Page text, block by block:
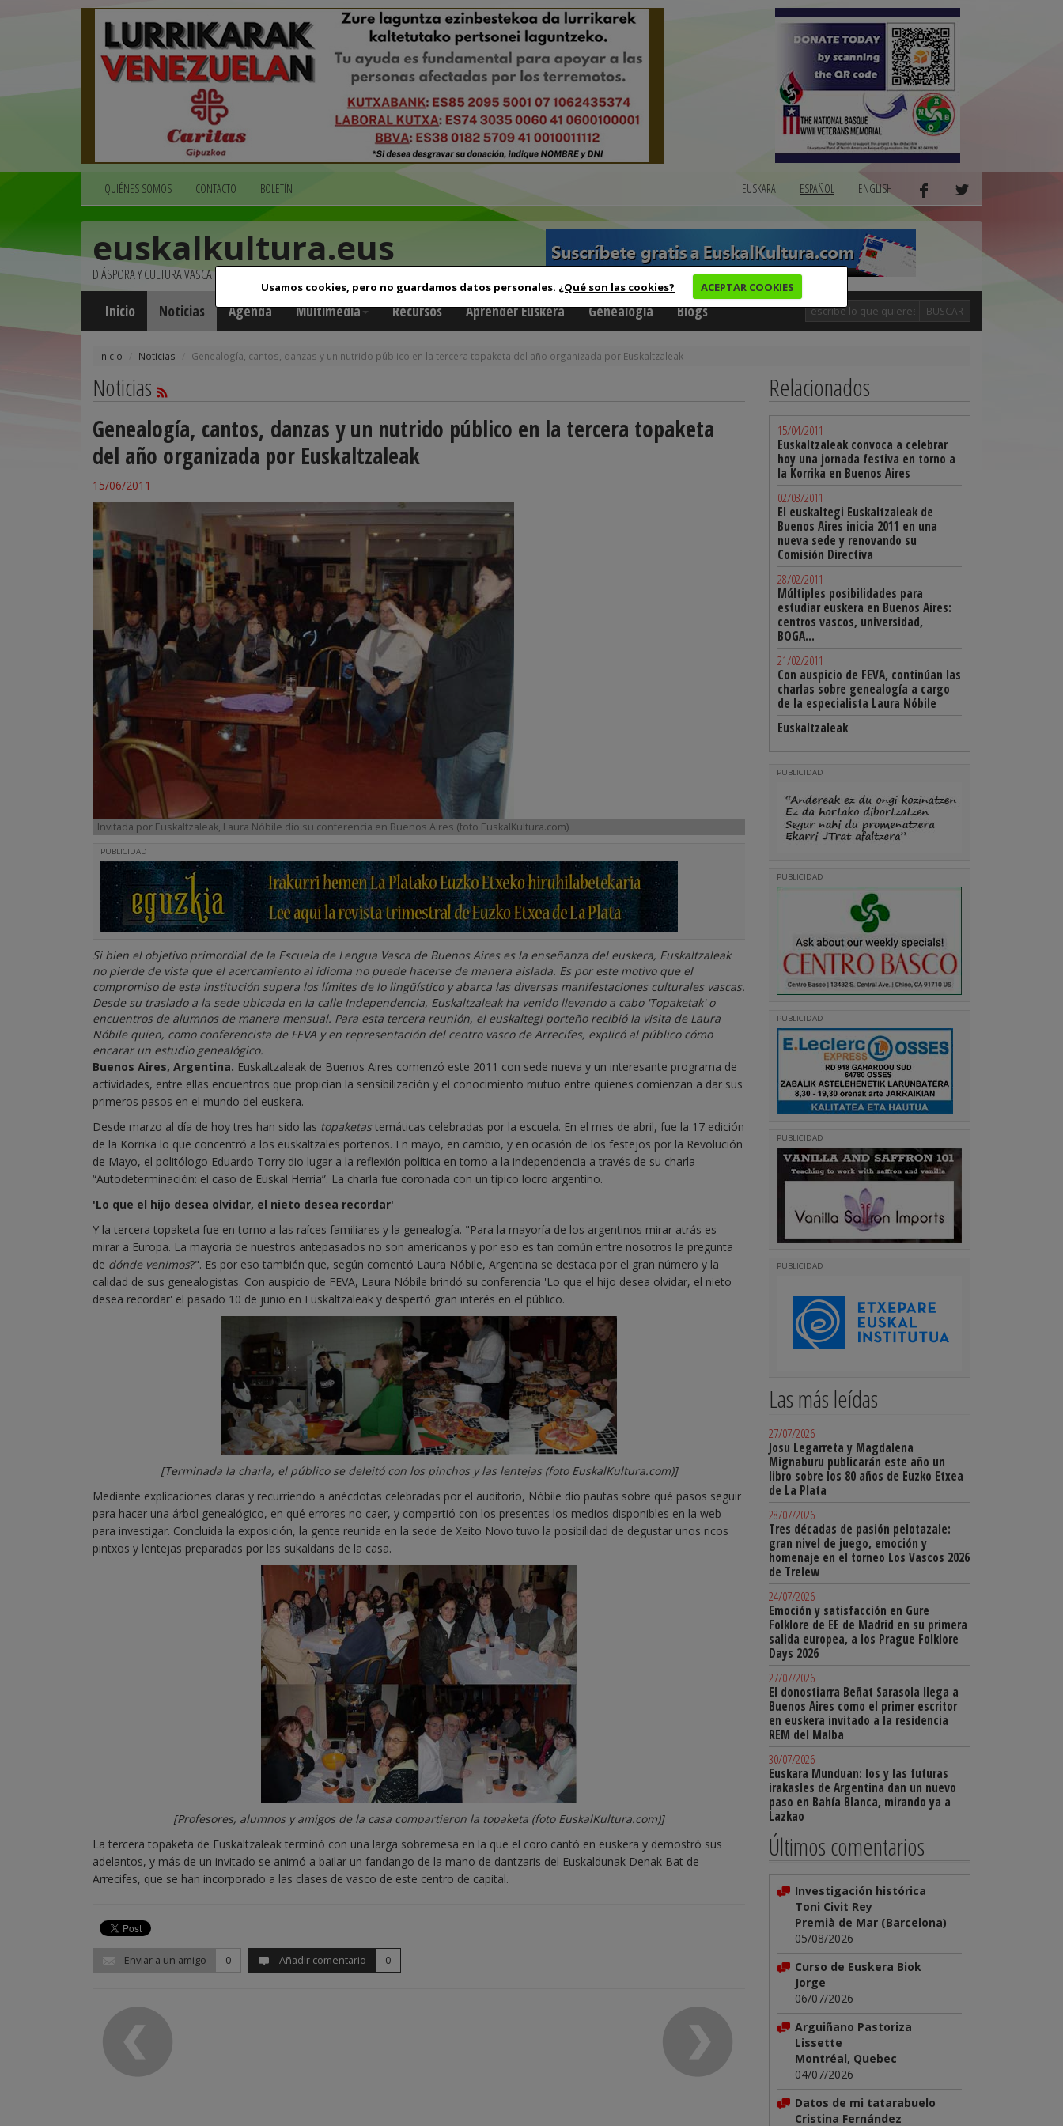
Usamos cookies, pero no guardamos datos personales. ¿Qué son las cookies? ACEPTAR COOKIES
QUIÉNES SOMOS CONTACTO BOLETÍN EUSKARA ESPAÑOL ENGLISH
euskalkultura.eus
DIÁSPORA Y CULTURA VASCA
Inicio Noticias Agenda Multimedia Recursos Aprender Euskera Genealogía Blogs BUSCAR
Inicio Noticias Genealogía, cantos, danzas y un nutrido público en la tercera topaketa del año organizada por Euskaltzaleak
Noticias
Genealogía, cantos, danzas y un nutrido público en la tercera topaketa
del año organizada por Euskaltzaleak
15/06/2011
Invitada por Euskaltzaleak, Laura Nóbile dio su conferencia en Buenos Aires (foto EuskalKultura.com)
PUBLICIDAD
Si bien el objetivo primordial de la Escuela de Lengua Vasca de Buenos Aires es la enseñanza del euskera, Euskaltzaleak
no pierde de vista que el acercamiento al idioma no puede hacerse de manera aislada. Es por este motivo que el
compromiso de esta institución supera los límites de lo lingüístico y abarca las diversas manifestaciones culturales vascas.
Desde su traslado a la sede ubicada en la calle Independencia, Euskaltzaleak ha venido llevando a cabo 'Topaketak' o
encuentros de alumnos de manera mensual. Para esta tercera reunión, el euskaltegi porteño recibió la visita de Laura
Nóbile quien, como conferencista de FEVA y en representación del centro vasco de Arrecifes, explicó al público cómo
encarar un estudio genealógico.
Buenos Aires, Argentina. Euskaltzaleak de Buenos Aires comenzó este 2011 con sede nueva y un interesante programa de
actividades, entre ellas encuentros que propician la sensibilización y el conocimiento mutuo entre quienes comienzan a dar sus
primeros pasos en el mundo del euskera.
Desde marzo al día de hoy tres han sido las topaketastemáticas celebradas por la escuela. En el mes de abril, fue la 17 edición
de la Korrika lo que concentró a los euskaltzales porteños. En mayo, en cambio, y en ocasión de los festejos por la Revolución
de Mayo, el politólogo Eduardo Torry dio lugar a la reflexión política en torno a la independencia a través de su charla
“Autodeterminación: el caso de Euskal Herria”. La charla fue coronada con un típico locro argentino.
'Lo que el hijo desea olvidar, el nieto desea recordar'
Y la tercera topaketa fue en torno a las raíces familiares y la genealogía. "Para la mayoría de los argentinos mirar atrás es
mirar a Europa. La mayoría de nuestros antepasados no son americanos y por eso es tan común entre nosotros la pregunta
de dónde venimos?". Es por eso también que, según comentó Laura Nóbile, Argentina se destaca por el gran número y la
calidad de sus genealogistas. Con auspicio de FEVA, Laura Nóbile brindó su conferencia 'Lo que el hijo desea olvidar, el nieto
desea recordar' el pasado 10 de junio en Euskaltzaleak y despertó gran interés en el público.
[Terminada la charla, el público se deleitó con los pinchos y las lentejas (foto EuskalKultura.com)]
Mediante explicaciones claras y recurriendo a anécdotas celebradas por el auditorio, Nóbile dio pautas sobre qué pasos seguir
para hacer una árbol genealógico, en qué errores no caer, y compartió con los presentes los medios disponibles en la web
para investigar. Concluida la exposición, la gente reunida en la sede de Xeito Novo tuvo la posibilidad de degustar unos ricos
pintxos y lentejas preparadas por las sukaldaris de la casa.
[Profesores, alumnos y amigos de la casa compartieron la topaketa (foto EuskalKultura.com)]
La tercera topaketa de Euskaltzaleak terminó con una larga sobremesa en la que el coro cantó en euskera y demostró sus
adelantos, y más de un invitado se animó a bailar un fandango de la mano de dantzaris del Euskaldunak Denak Bat de
Arrecifes, que se han incorporado a las clases de vasco de este centro de capital.
Enviar a un amigo 0 Añadir comentario 0
Relacionados
15/04/2011
Euskaltzaleak convoca a celebrar
hoy una jornada festiva en torno a
la Korrika en Buenos Aires
02/03/2011
El euskaltegi Euskaltzaleak de
Buenos Aires inicia 2011 en una
nueva sede y renovando su
Comisión Directiva
28/02/2011
Múltiples posibilidades para
estudiar euskera en Buenos Aires:
centros vascos, universidad,
BOGA...
21/02/2011
Con auspicio de FEVA, continúan las
charlas sobre genealogía a cargo
de la especialista Laura Nóbile
Euskaltzaleak
PUBLICIDAD
PUBLICIDAD
PUBLICIDAD
PUBLICIDAD
PUBLICIDAD
Las más leídas
27/07/2026
Josu Legarreta y Magdalena
Mignaburu publicarán este año un
libro sobre los 80 años de Euzko Etxea
de La Plata
28/07/2026
Tres décadas de pasión pelotazale:
gran nivel de juego, emoción y
homenaje en el torneo Los Vascos 2026
de Trelew
24/07/2026
Emoción y satisfacción en Gure
Folklore de EE de Madrid en su primera
salida europea, a los Prague Folklore
Days 2026
27/07/2026
El donostiarra Beñat Sarasola llega a
Buenos Aires como el primer escritor
en euskera invitado a la residencia
REM del Malba
30/07/2026
Euskara Munduan: los y las futuras
irakasles de Argentina dan un nuevo
paso en Bahía Blanca, mirando ya a
Lazkao
Últimos comentarios
Investigación histórica
Toni Civit Rey
Premià de Mar (Barcelona)
05/08/2026
Curso de Euskera Biok
Jorge
06/07/2026
Arguiñano Pastoriza
Lissette
Montréal, Quebec
04/07/2026
Datos de mi tatarabuelo
Cristina Fernández